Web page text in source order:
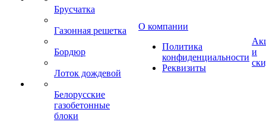
Брусчатка
Газонная решетка
Бордюр
Лоток дождевой
Белорусские
газобетонные
блоки
О компании
Политика
конфиденциальности
Реквизиты
и